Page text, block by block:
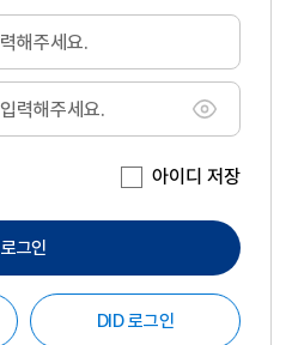
비밀번호
아이디 저장
로그인
DID 로그인